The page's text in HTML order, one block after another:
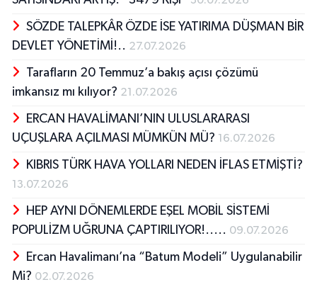
SÖZDE TALEPKÂR ÖZDE İSE YATIRIMA DÜŞMAN BİR
DEVLET YÖNETİMİ!.. 27.07.2026
Tarafların 20 Temmuz’a bakış açısı çözümü
imkansız mı kılıyor? 21.07.2026
ERCAN HAVALİMANI’NIN ULUSLARARASI
UÇUŞLARA AÇILMASI MÜMKÜN MÜ?
16.07.2026
KIBRIS TÜRK HAVA YOLLARI NEDEN İFLAS ETMİŞTİ?
13.07.2026
HEP AYNI DÖNEMLERDE EŞEL MOBİL SİSTEMİ
POPULİZM UĞRUNA ÇAPTIRILIYOR!..... 09.07.2026
Ercan Havalimanı’na “Batum Modeli” Uygulanabilir
Mi? 02.07.2026